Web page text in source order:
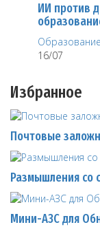
ИИ против
Образование
16/07
Избранное
Почтовые
Размышления со
Мини-АЗС для